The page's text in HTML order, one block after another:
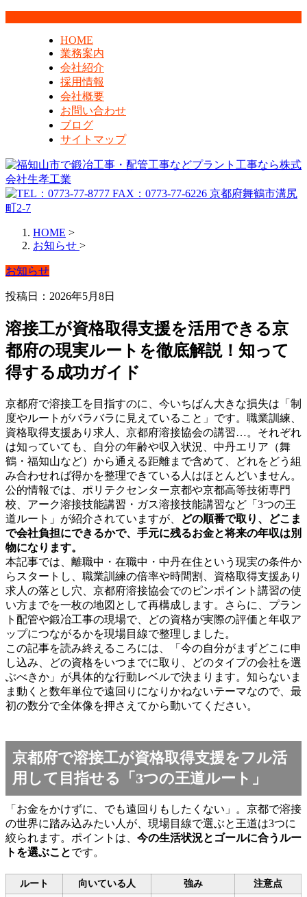
HOME
業務案内
会社紹介
採用情報
会社概要
お問い合わせ
ブログ
サイトマップ
HOME >
お知らせ >
お知らせ
投稿日：2026年5月8日
溶接工が資格取得支援を活用できる京
都府の現実ルートを徹底解説！知って
得する成功ガイド
京都府で溶接工を目指すのに、今いちばん大きな損失は「制
度やルートがバラバラに見えていること」です。職業訓練、
資格取得支援あり求人、京都府溶接協会の講習…。それぞれ
は知っていても、自分の年齢や収入状況、中丹エリア（舞
鶴・福知山など）から通える距離まで含めて、どれをどう組
み合わせれば得かを整理できている人はほとんどいません。
公的情報では、ポリテクセンター京都や京都高等技術専門
校、アーク溶接技能講習・ガス溶接技能講習など「3つの王
道ルート」が紹介されていますが、
どの順番で取り、どこま
で会社負担にできるかで、手元に残るお金と将来の年収は別
物になります。
本記事では、離職中・在職中・中丹在住という現実の条件か
らスタートし、職業訓練の倍率や時間割、資格取得支援あり
求人の落とし穴、京都府溶接協会でのピンポイント講習の使
い方までを一枚の地図として再構成します。さらに、プラン
ト配管や鍛冶工事の現場で、どの資格が実際の評価と年収ア
ップにつながるかを現場目線で整理しました。
この記事を読み終えるころには、「今の自分がまずどこに申
し込み、どの資格をいつまでに取り、どのタイプの会社を選
ぶべきか」が具体的な行動レベルで決まります。知らないま
ま動くと数年単位で遠回りになりかねないテーマなので、最
初の数分で全体像を押さえてから動いてください。
京都府で溶接工が資格取得支援をフル活
用して目指せる「3つの王道ルート」
「お金をかけずに、でも遠回りもしたくない」。京都で溶接
の世界に踏み込みたい人が、現場目線で選ぶと王道は3つに
絞られます。ポイントは、 今の生活状況とゴールに合うルー
トを選ぶことです。
ルート 向いている人 強み 注意点